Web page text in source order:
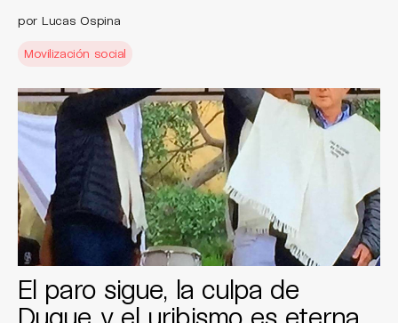
por Lucas Ospina
Movilización social
El paro sigue, la culpa de
Duque y el uribismo es eterna